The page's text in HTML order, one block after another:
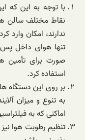
با توجه به این که
نقاط مختلف سالن
ندارند، امکان وارد
تنها هوای داخل
صورت برای تأمین
استفاده کرد.
بر روی این دستگاه
به تنوع و میزان
اماکنی که به
تنظیم رطوبت هوا